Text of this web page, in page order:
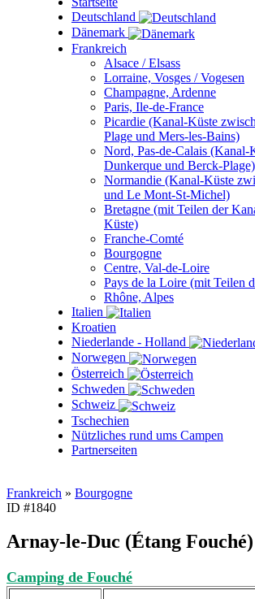
Deutschland
Dänemark
Frankreich
Alsace / Elsass
Lorraine, Vosges / Vogesen
Champagne, Ardenne
Paris, Ile-de-France
Picardie (Kanal-Küste
Plage und Mers-les-Bains)
Nord, Pas-de-Calais (Kanal-
Dunkerque und Berck-Plage)
Normandie (Kanal-Küste
und Le Mont-St-Michel)
Bretagne (mit Teilen der
Küste)
Franche-Comté
Bourgogne
Centre, Val-de-Loire
Pays de la Loire (mit Teilen
Rhône, Alpes
Italien
Kroatien
Niederlande - Holland
Norwegen
Österreich
Schweden
Schweiz
Tschechien
Nützliches rund ums Campen
Partnerseiten
Frankreich » Bourgogne
ID #1840
Arnay-le-Duc (Étang Fouché)
Camping de Fouché